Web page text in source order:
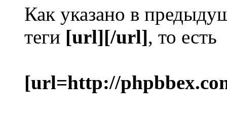
Как указано в
теги [url][/url], то есть
[url=http://